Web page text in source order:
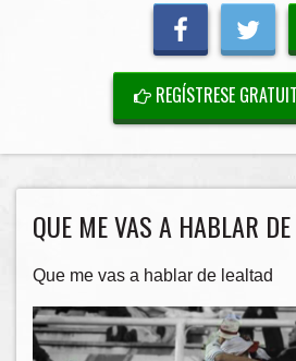
REGÍSTRESE
QUE ME VAS A HABLAR DE
Que me vas a hablar de lealtad